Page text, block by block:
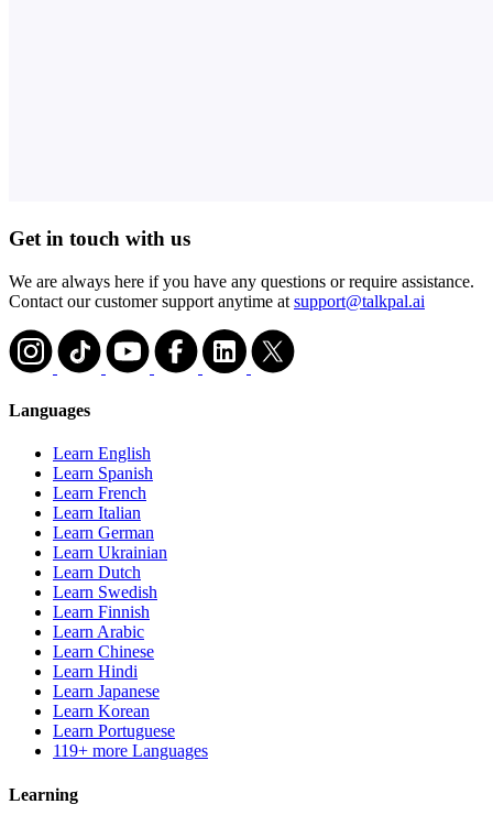
Get in touch with us
We are always here if you have any questions or require assistance.
Contact our customer support anytime at support@talkpal.ai
Languages
Learn English
Learn Spanish
Learn French
Learn Italian
Learn German
Learn Ukrainian
Learn Dutch
Learn Swedish
Learn Finnish
Learn Arabic
Learn Chinese
Learn Hindi
Learn Japanese
Learn Korean
Learn Portuguese
119+ more Languages
Learning